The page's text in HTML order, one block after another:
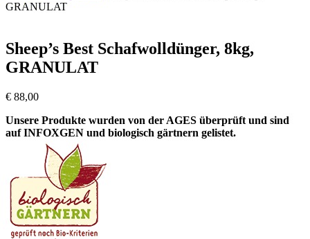
GRANULAT
Sheep’s Best Schafwolldünger, 8kg,
GRANULAT
€ 88,00
Unsere Produkte wurden von der AGES überprüft und sind
auf INFOXGEN und biologisch gärtnern gelistet.